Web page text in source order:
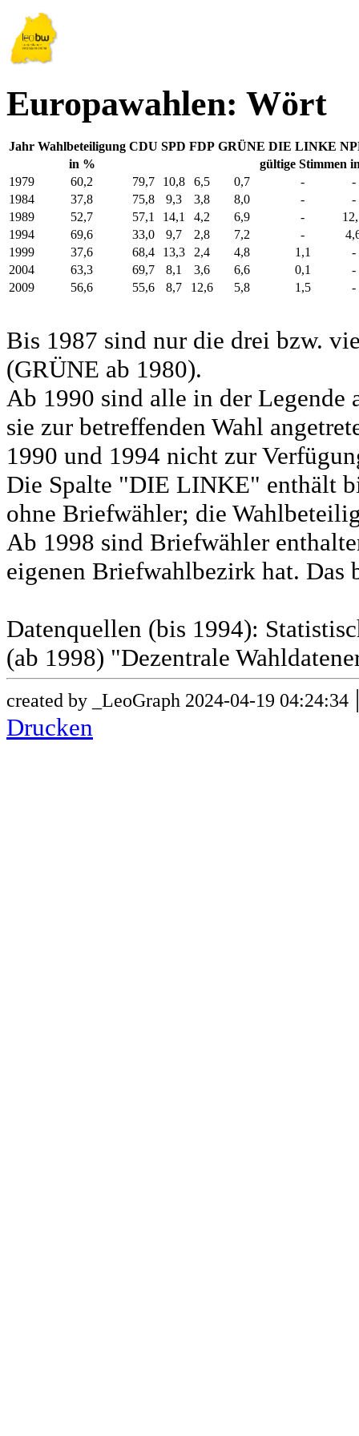
Europawahlen: Wört
Jahr Wahlbeteiligung CDU SPD FDP GRÜNE DIE LINKE
in %
gültige Stimmen
1979
60,2 79,7 10,8 6,5 0,7 -
-
1984
37,8 75,8 9,3 3,8 8,0 -
-
1989
52,7 57,1 14,1 4,2 6,9 -
1994
69,6 33,0 9,7 2,8 7,2 -
1999
37,6 68,4 13,3 2,4 4,8 1,1
-
2004
63,3 69,7 8,1 3,6 6,6 0,1
-
2009
56,6 55,6 8,7 12,6 5,8 1,5 -
Bis 1987 sind nur die drei bzw.
(GRÜNE ab 1980).
Ab 1990 sind alle in der Legende
sie zur betreffenden Wahl
1990 und 1994 nicht zur
Die Spalte "DIE LINKE" enthält
ohne Briefwähler; die
Ab 1998 sind Briefwähler
eigenen Briefwahlbezirk hat.
Datenquellen (bis 1994):
(ab 1998) "Dezentrale
created by _LeoGraph 2024-04-19 04:24:34
Drucken